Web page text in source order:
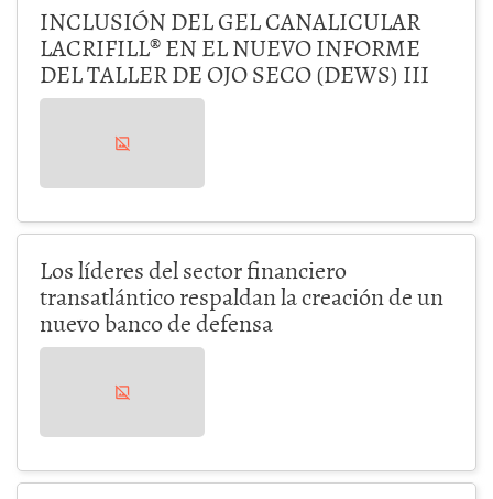
INCLUSIÓN DEL GEL CANALICULAR
LACRIFILL® EN EL NUEVO INFORME
DEL TALLER DE OJO SECO (DEWS) III
Los líderes del sector financiero
transatlántico respaldan la creación de un
nuevo banco de defensa